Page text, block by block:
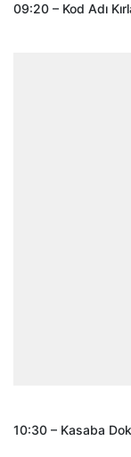
09:20 – Kod Adı
10:30 – Kasaba